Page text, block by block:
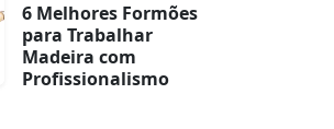
6 Melhores Formões
para Trabalhar
Madeira com
Profissionalismo